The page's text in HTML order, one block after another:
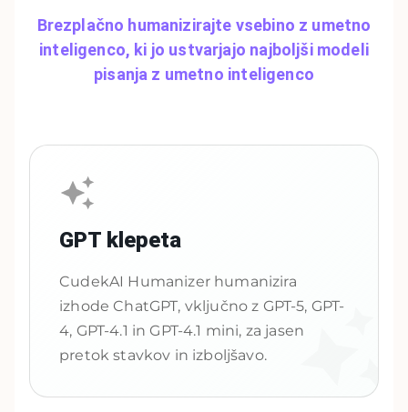
Brezplačno humanizirajte vsebino z umetno
inteligenco, ki jo ustvarjajo najboljši modeli
pisanja z umetno inteligenco
GPT klepeta
CudekAI Humanizer humanizira
izhode ChatGPT, vključno z GPT-5, GPT-
4, GPT-4.1 in GPT-4.1 mini, za jasen
pretok stavkov in izboljšavo.